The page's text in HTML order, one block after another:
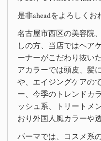
是非aheadをよろしくお
名古屋市西区の美容院
しの方、当店ではヘア
ーナーがこだわり抜い
アカラーでは頭皮、髪
や、エイジングケアの
ー、今季のトレンドカ
ッシュ系、トリートメ
おり外国人風カラーや
パーマでは、コスメ系